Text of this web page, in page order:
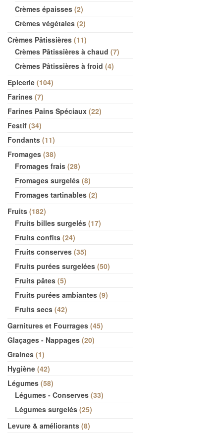
Crèmes épaisses 2
Crèmes végétales 2
Crèmes Pâtissières 11
Crèmes Pâtissières à chaud 7
Crèmes Pâtissières à froid 4
Epicerie 104
Farines 7
Farines Pains Spéciaux 22
Festif 34
Fondants 11
Fromages 38
Fromages frais 28
Fromages surgelés 8
Fromages tartinables 2
Fruits 182
Fruits billes surgelés 17
Fruits confits 24
Fruits conserves 35
Fruits purées surgelées 50
Fruits pâtes 5
Fruits purées ambiantes 9
Fruits secs 42
Garnitures et Fourrages 45
Glaçages - Nappages 20
Graines 1
Hygiène 42
Légumes 58
Légumes - Conserves 33
Légumes surgelés 25
Levure & améliorants 8